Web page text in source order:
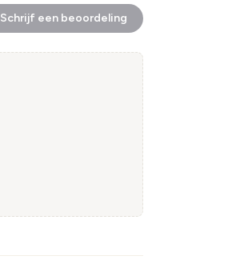
Schrijf een beoordeling